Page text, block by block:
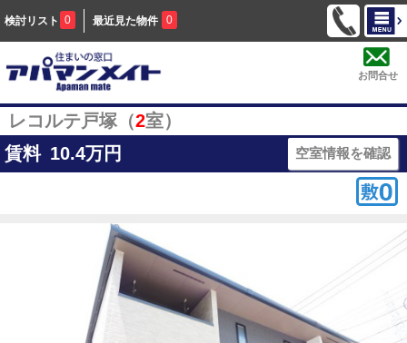
検討リスト 0 最近見た物件 0
お問合せ
レコルテ戸塚（2室）
賃料 10.4万円 空室情報を確認